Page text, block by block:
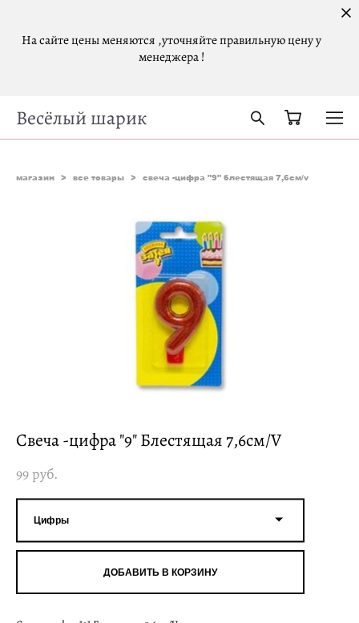
На сайте цены меняются ,уточняйте правильную цену у
менеджера !
Весёлый шарик
магазин > все товары > свеча -цифра "9" блестящая 7,6см/v
Свеча -цифра "9" Блестящая 7,6см/V
99 pуб.
Цифры
ДОБАВИТЬ В КОРЗИНУ